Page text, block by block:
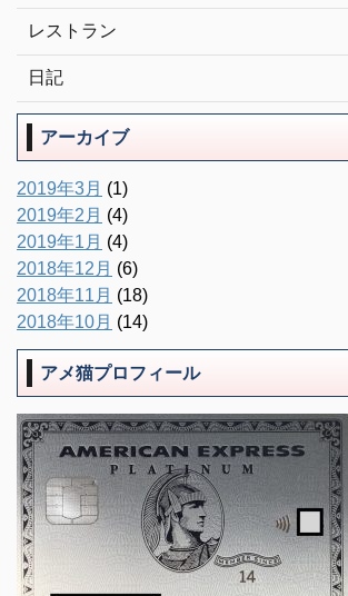
レストラン
日記
アーカイブ
2019年3月 (1)
2019年2月 (4)
2019年1月 (4)
2018年12月 (6)
2018年11月 (18)
2018年10月 (14)
アメ猫プロフィール